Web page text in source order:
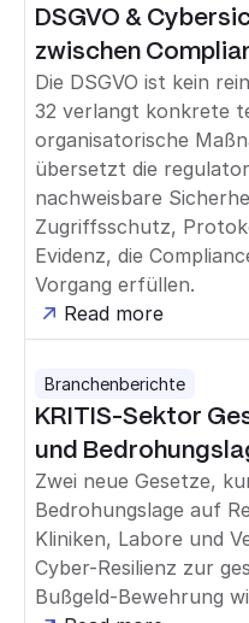
DSGVO &
zwischen
Die DSGVO ist kein
32 verlangt konkrete
organisatorische
übersetzt die
nachweisbare
Zugriffsschutz,
Evidenz, die
Vorgang erfüllen.
Read more
Branchenberichte
KRITIS-Sektor
und
Zwei neue Gesetze,
Bedrohungslage auf
Kliniken, Labore und
Cyber-Resilienz zur
Bußgeld-Bewehrung